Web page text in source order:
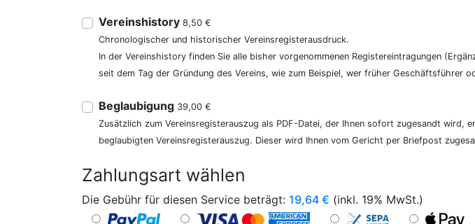
Vereinshistory 8,50 €
Chronologischer und historischer Vereinsregisterausdruck.
In der Vereinshistory finden Sie alle bisher vorgenommenen Registereintragungen
seit dem Tag der Gründung des Vereins, wie zum Beispiel, wer früher Geschäftsführer
Beglaubigung 39,00 €
Zusätzlich zum Vereinsregisterauszug als PDF-Datei, der Ihnen sofort zugesandt wird,
beglaubigten Vereinsregisterauszug. Dieser wird Ihnen vom Gericht per Briefpost
Zahlungsart wählen
Die Gebühr für diesen Service beträgt: 19,64 € (inkl. 19% MwSt.)